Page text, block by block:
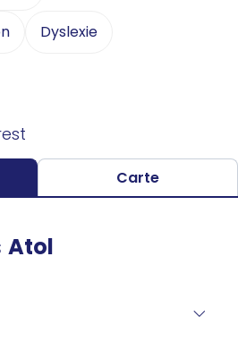
Dyslexie
Carte
Atol